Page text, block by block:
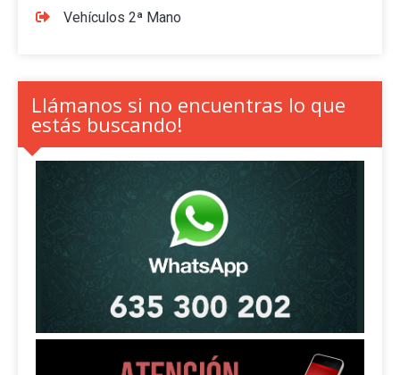
Vehículos 2ª Mano
Llámanos si no encuentras lo que
estás buscando!